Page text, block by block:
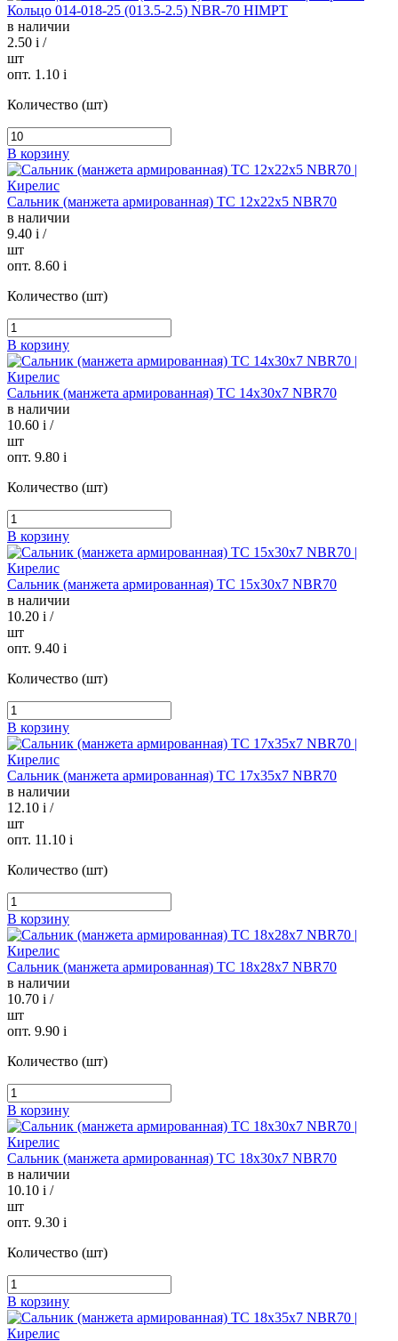
Кольцо 014-018-25 (013.5-2.5) NBR-70 HIMPT
в наличии
2.50 i /
шт
опт. 1.10 i
Количество (шт)
В корзину
Сальник (манжета армированная) TC 12х22х5 NBR70
в наличии
9.40 i /
шт
опт. 8.60 i
Количество (шт)
В корзину
Сальник (манжета армированная) TC 14х30х7 NBR70
в наличии
10.60 i /
шт
опт. 9.80 i
Количество (шт)
В корзину
Сальник (манжета армированная) TC 15х30х7 NBR70
в наличии
10.20 i /
шт
опт. 9.40 i
Количество (шт)
В корзину
Сальник (манжета армированная) TC 17х35х7 NBR70
в наличии
12.10 i /
шт
опт. 11.10 i
Количество (шт)
В корзину
Сальник (манжета армированная) TC 18х28х7 NBR70
в наличии
10.70 i /
шт
опт. 9.90 i
Количество (шт)
В корзину
Сальник (манжета армированная) TC 18х30х7 NBR70
в наличии
10.10 i /
шт
опт. 9.30 i
Количество (шт)
В корзину